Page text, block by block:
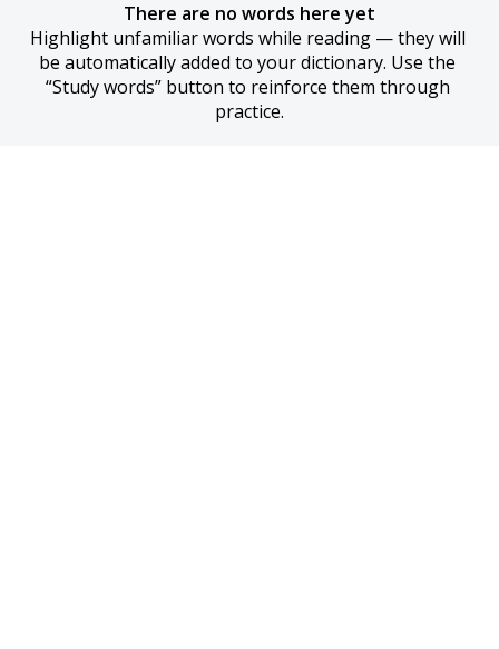
There are no words here yet
Highlight unfamiliar words while reading — they will
be automatically added to your dictionary. Use the
“Study words” button to reinforce them through
practice.